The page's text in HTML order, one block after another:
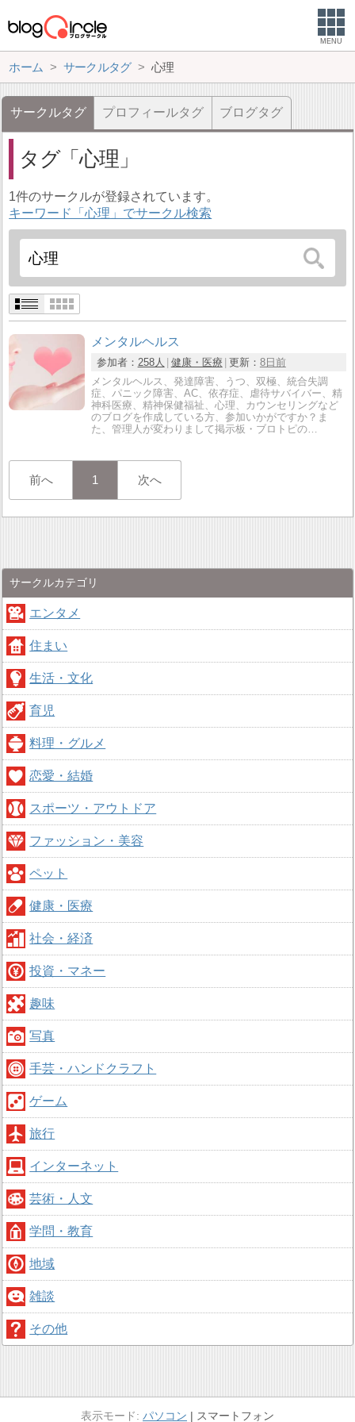
MENU
ホーム サークルタグ 心理
サークルタグ プロフィールタグ ブログタグ
タグ 心理
1件のサークルが登録されています。
キーワード「心理」でサークル検索
メンタルヘルス
参加者： 258人 健康・医療 更新： 8日前
メンタルヘルス、発達障害、うつ、双極、統合失調
症、パニック障害、AC、依存症、虐待サバイバー、精
神科医療、精神保健福祉、心理、カウンセリングなど
のブログを作成している方、参加いかがですか？ま
た、管理人が変わりまして掲示板・ブロトピの…
前へ 1 次へ
サークルカテゴリ
エンタメ
住まい
生活・文化
育児
料理・グルメ
恋愛・結婚
スポーツ・アウトドア
ファッション・美容
ペット
健康・医療
社会・経済
投資・マネー
趣味
写真
手芸・ハンドクラフト
ゲーム
旅行
インターネット
芸術・人文
学問・教育
地域
雑談
その他
パソコン スマートフォン